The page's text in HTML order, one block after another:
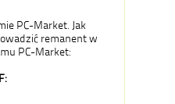
PC-Market. Jak
remanent w
PC-Market: